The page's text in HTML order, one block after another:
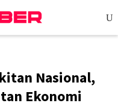
Nasional,
Ekonomi